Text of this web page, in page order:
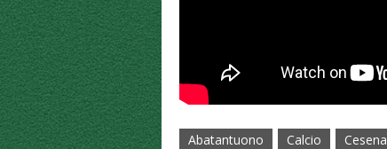
Abatantuono Calcio Cesena